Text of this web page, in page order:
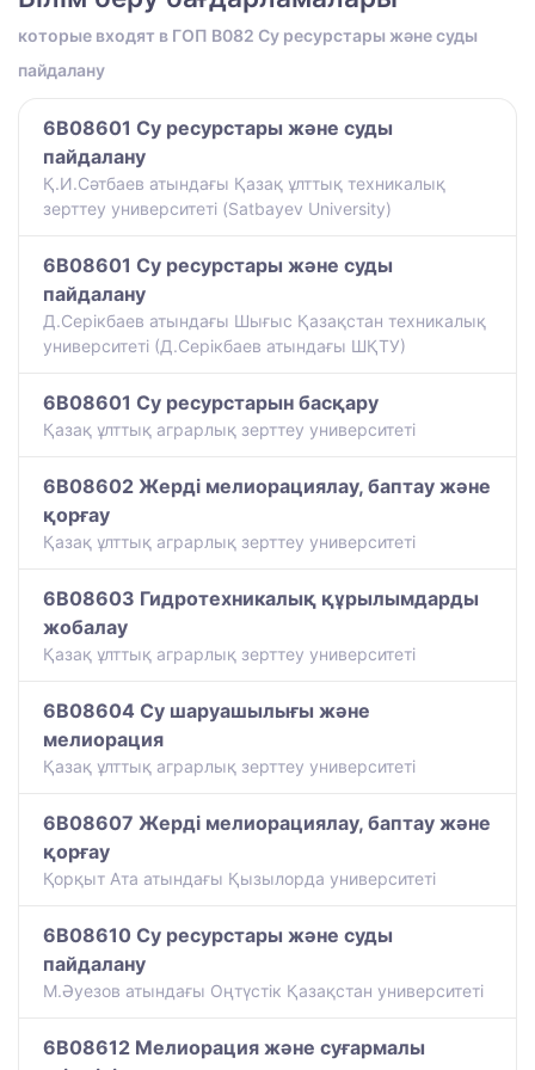
которые входят в ГОП B082 Су ресурстары және суды
пайдалану
6B08601 Су ресурстары және суды
пайдалану
Қ.И.Сәтбаев атындағы Қазақ ұлттық техникалық
зерттеу университеті (Satbayev University)
6B08601 Су ресурстары және суды
пайдалану
Д.Серікбаев атындағы Шығыс Қазақстан техникалық
университеті (Д.Серікбаев атындағы ШҚТУ)
6B08601 Су ресурстарын басқару
Қазақ ұлттық аграрлық зерттеу университеті
6B08602 Жерді мелиорациялау, баптау және
қорғау
Қазақ ұлттық аграрлық зерттеу университеті
6B08603 Гидротехникалық құрылымдарды
жобалау
Қазақ ұлттық аграрлық зерттеу университеті
6B08604 Су шаруашылығы және
мелиорация
Қазақ ұлттық аграрлық зерттеу университеті
6B08607 Жерді мелиорациялау, баптау және
қорғау
Қорқыт Ата атындағы Қызылорда университеті
6B08610 Су ресурстары және суды
пайдалану
М.Әуезов атындағы Оңтүстік Қазақстан университеті
6B08612 Мелиорация және суғармалы